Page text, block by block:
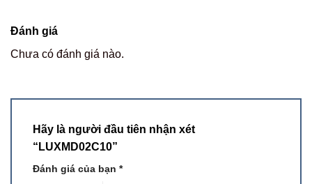
Đánh giá
Chưa có đánh giá nào.
Hãy là người đầu tiên nhận xét
“LUXMD02C10”
Đánh giá của bạn *